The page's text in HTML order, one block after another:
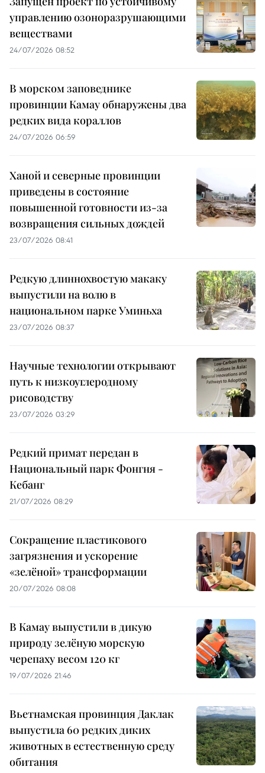
управлению озоноразрушающими
веществами
24/07/2026 08:52
В морском заповеднике
провинции Камау обнаружены два
редких вида кораллов
24/07/2026 06:59
Ханой и северные провинции
приведены в состояние
повышенной готовности из-за
возвращения сильных дождей
23/07/2026 08:41
Редкую длиннохвостую макаку
выпустили на волю в
национальном парке Уминьха
23/07/2026 08:37
Научные технологии открывают
путь к низкоуглеродному
рисоводству
23/07/2026 03:29
Редкий примат передан в
Национальный парк Фонгня -
Кебанг
21/07/2026 08:29
Сокращение пластикового
загрязнения и ускорение
«зелёной» трансформации
20/07/2026 08:08
В Камау выпустили в дикую
природу зелёную морскую
черепаху весом 120 кг
19/07/2026 21:46
Вьетнамская провинция Даклак
выпустила 60 редких диких
животных в естественную среду
обитания